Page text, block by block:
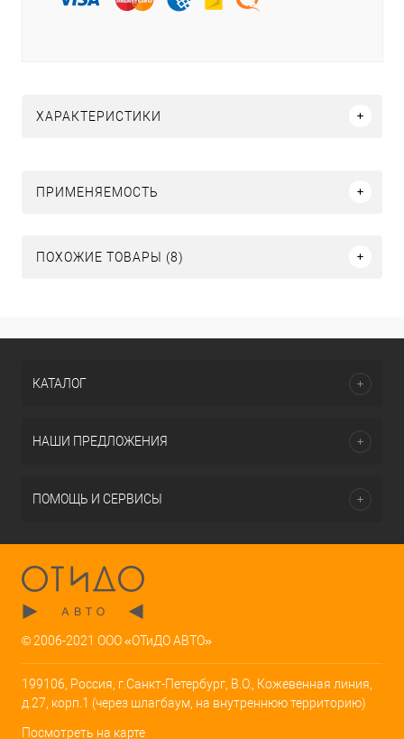
ХАРАКТЕРИСТИКИ
ПРИМЕНЯЕМОСТЬ
ПОХОЖИЕ ТОВАРЫ (8)
КАТАЛОГ
НАШИ ПРЕДЛОЖЕНИЯ
ПОМОЩЬ И СЕРВИСЫ
© 2006-2021 ООО «ОТиДО АВТО»
199106, Россия, г.Санкт-Петербург, В.О., Кожевенная линия,
д.27, корп.1 (через шлагбаум, на внутреннюю территорию)
Посмотреть на карте